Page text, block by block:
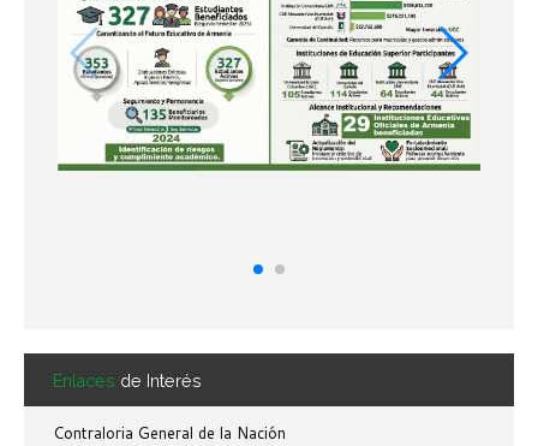
Enlaces de Interés
Contraloria General de la Nación